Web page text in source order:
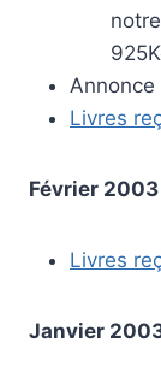
notre
Livres
Février 2003
Livres
Janvier